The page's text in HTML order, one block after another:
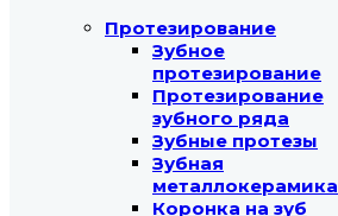
Протезирование
Зубное
протезирование
Протезирование
зубного ряда
Зубные протезы
Зубная
металлокерамика
Коронка на зуб